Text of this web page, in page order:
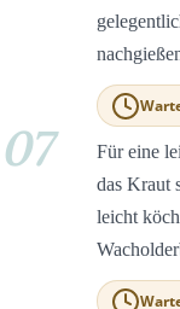
07
Für eine
das Kraut
leicht